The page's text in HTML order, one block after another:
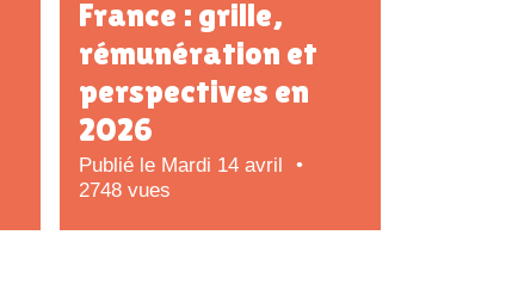
France : grille,
rémunération et
perspectives en
2026
Publié le Mardi 14 avril
2748 vues